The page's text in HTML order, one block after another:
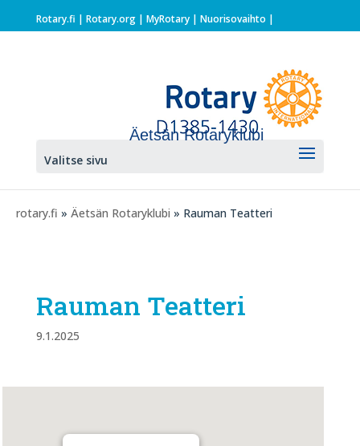
Rotary.fi | Rotary.org| MyRotary | Nuorisovaihto |
Äetsän Rotaryklubi
Valitse sivu
rotary.fi » Äetsän Rotaryklubi » Rauman Teatteri
Rauman Teatteri
9.1.2025